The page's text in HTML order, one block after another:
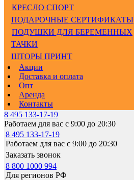
КРЕСЛО СПОРТ
ПОДАРОЧНЫЕ СЕРТИФИКАТЫ
ПОДУШКИ ДЛЯ БЕРЕМЕННЫХ
ТАЧКИ
ШТОРЫ ПРИНТ
Акции
Доставка и оплата
Опт
Аренда
Контакты
8 495 133-17-19
Работаем для вас с 9:00 до 20:30
8 495 133-17-19
Работаем для вас с 9:00 до 20:30
Заказать звонок
8 800 1000 994
Для регионов РФ